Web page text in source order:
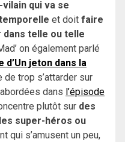
qui va se
et doit faire
dans telle ou telle
on également parlé
d’Un jeton dans la
de trop s’attarder sur
dans l’épisode
plutôt sur des
super-héros ou
qui s’amusent un peu,